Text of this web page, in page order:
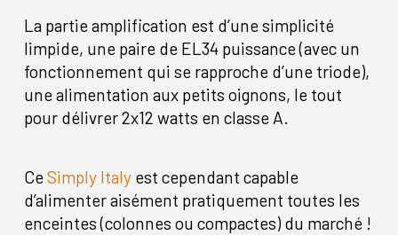
La partie amplification est d’une simplicité
limpide, une paire de EL34 puissance (avec un
fonctionnement qui se rapproche d’une triode),
une alimentation aux petits oignons, le tout
pour délivrer 2x12 watts en classe A.
Ce Simply Italyest cependant capable
d’alimenter aisément pratiquement toutes les
enceintes (colonnes ou compactes) du marché !